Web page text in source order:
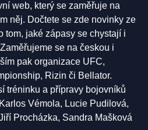
web, který se zaměřuje na
něj. Dočtete se zde novinky ze
tom, jaké zápasy se chystají i
se na českou i
pak organizace UFC,
Rizin či Bellator.
tréninku a přípravy bojovníků
Vémola, Lucie Pudilová,
Procházka, Sandra Mašková